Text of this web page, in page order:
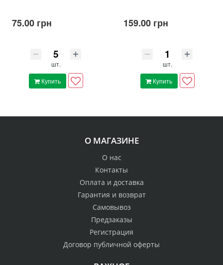
75.00 грн
шт.
Купить
159.00 грн
шт.
Купить
О МАГАЗИНЕ
О нас
Контакты
Оплата и доставка
Гарантия и возврат
Самовывоз
Предзаказы
Регистрация
Договор публичной оферты